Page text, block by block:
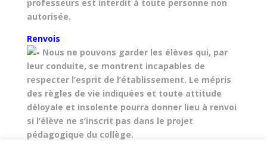
professeurs est interdit à toute personne non
autorisée.
Renvois
Nous ne pouvons garder les élèves qui, par
leur conduite, se montrent incapables de
respecter l’esprit de l’établissement. Le mépris
des règles de vie indiquées et toute attitude
déloyale et insolente pourra donner lieu à renvoi
si l’élève ne s’inscrit pas dans le projet
pédagogique du collège.